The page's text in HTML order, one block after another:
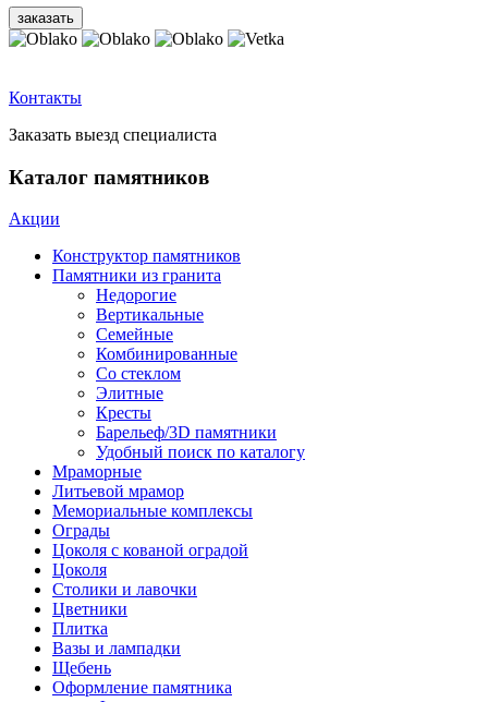
Контакты
Заказать выезд специалиста
Каталог памятников
Акции
Конструктор памятников
Памятники из гранита
Недорогие
Вертикальные
Семейные
Комбинированные
Со стеклом
Элитные
Кресты
Барельеф/3D памятники
Удобный поиск по каталогу
Мраморные
Литьевой мрамор
Мемориальные комплексы
Ограды
Цоколя с кованой оградой
Цоколя
Столики и лавочки
Цветники
Плитка
Вазы и лампадки
Щебень
Оформление памятника